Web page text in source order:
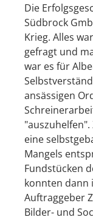
Die
Südbrock
Krieg. Alles
gefragt und
war es für
ansässigen
eine
Mangels
Fundstücken
konnten dann
Auftraggeber
Bilder- und